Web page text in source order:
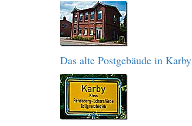
Das alte Postgebäude in Karby